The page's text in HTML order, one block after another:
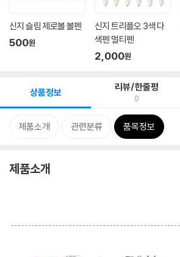
신지 슬림 제로볼 볼펜
500원
신지 트리플오 3색 다
색펜 멀티펜
2,000원
상품정보 리뷰/한줄평
0
제품소개 관련분류 품목정보
제품소개